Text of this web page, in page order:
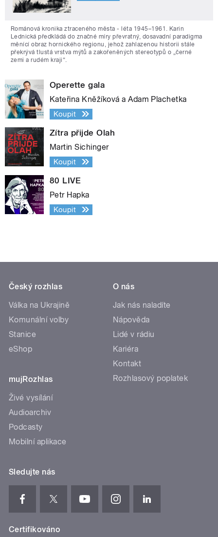
Románová kronika ztraceného města - léta 1945–1961. Karin
Lednická předkládá do značné míry převratný, dosavadní paradigma
měnící obraz hornického regionu, jehož zahlazenou historii stále
překrývá tlustá vrstva mýtů a zakořeněných stereotypů o „černé
zemi a rudém kraji“.
Operette gala
Kateřina Kněžíková a Adam Plachetka
Koupit
Zítra přijde Olah
Martin Sichinger
Koupit
80 LIVE
Petr Hapka
Koupit
Český rozhlas
Válka na Ukrajině
Komunální volby
Stanice
eShop
mujRozhlas
Živé vysílání
Audioarchiv
Podcasty
Mobilní aplikace
O nás
Jak nás naladíte
Nápověda
Lidé v rádiu
Kariéra
Kontakt
Rozhlasový poplatek
Sledujte nás
Certifikováno